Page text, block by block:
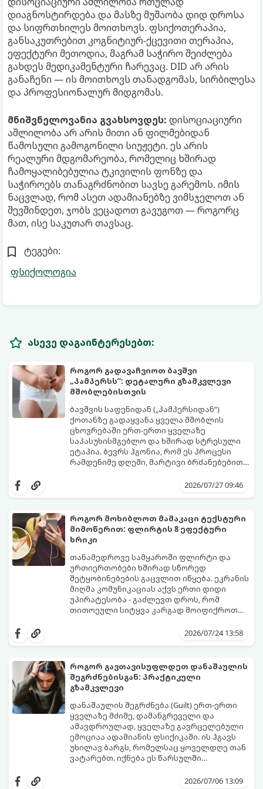
დიაგნოსტირდება და მასზე მუშაობა დიდ დროსა
და სიფრთხილეს მოითხოვს. ფსიქოთერაპია,
განსაკუთრებით კოგნიტიურ-ქცევითი თერაპია,
ეფექტური მეთოდია, მაგრამ საჭირო შეიძლება
გახდეს მედიკამენტური ჩარევაც. DID არ არის
განაჩენი — ის მოითხოვს თანადგომას, სირბილესა
და პროფესიონალურ მიდგომას.
მნიშვნელოვანია გვახსოვდეს: დისოციაციური
აშლილობა არ არის მითი ან ფილმებიდან
წამოსული გამოგონილი სიუჟეტი. ეს არის
რეალური მდგომარეობა, რომელიც ხშირად
ჩამოყალიბებულია ტკივილის ფონზე და
საჭიროებს თანაგრძნობით სავსე გარემოს. იმის
ნაცვლად, რომ ასეთ ადამიანებზე ვიმსჯელოთ ან
შევშინდეთ, ჯობს ვეცადოთ გავუგოთ — როგორც
მათ, ისე საკუთარ თავსაც.
ტეგები:
ფსიქოლოგია
ასევე დაგაინტერესებთ:
როგორ გადავაჩვიოთ ბავშვი
„პამპერსს“: დეტალური გზამკვლევი
მშობლებისთვის
ბავშვის საფენიდან („პამპერსიდან“)
ქოთანზე გადაყვანა ყველა მშობლის
ცხოვრებაში ერთ-ერთი ყველაზე
საპასუხისმგებლო და ხშირად სტრესული
ეტაპია. ბევრს ჰგონია, რომ ეს პროცესი
რამდენიმე დღეში, მარტივი ბრძანებებით
ფიზიოლოგიური და ფსიქოლოგიური
მოთმინებას მოითხოვს.
როგორ გახადოთ ეს პროცესი2026/07/27 09:46
როგორ მოხიბლოთ მამაკაცი ტექსტური
მიმოწერით: ფლირტის 8 ეფექტური
ხრიკი
თანამედროვე სამყაროში ფლირტი და
ურთიერთობები ხშირად სწორედ
შეტყობინებების გაცვლით იწყება. ეკრანის
მიღმა კომუნიკაციას აქვს ერთი დიდი
უპირატესობა - გაძლევთ დროს, რომ
თითოეული სიტყვა კარგად მოიფიქროთ
მოაცილოს და მოუთმენლად ელოდოს
წესი:
2026/07/24 13:58
როგორ გავთავისუფლდეთ დანაშაულის
შეგრძნებისგან: პრაქტიკული
გზამკვლევი
დანაშაულის შეგრძნება (Guilt) ერთ-ერთი
ყველაზე მძიმე, დამანგრეველი და
ამავდროულად, ყველაზე გავრცელებული
ემოციაა ადამიანის ფსიქიკაში. ის ჰგავს
უხილავ ბარგს, რომელსაც ყოველდღე თან
ვატარებთ. იქნება ეს წარსულში
ტკენა, ოჯახის წევრებისთვის
დანაშაულის გრძნობას აქვს თავისი
2026/07/06 13:09